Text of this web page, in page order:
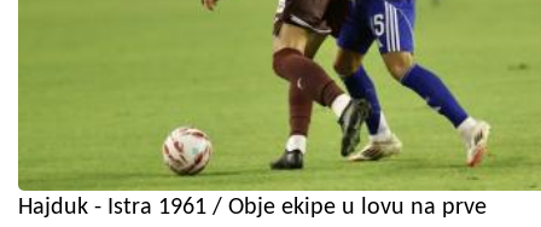
Hajduk - Istra 1961 / Obje ekipe u lovu na prve